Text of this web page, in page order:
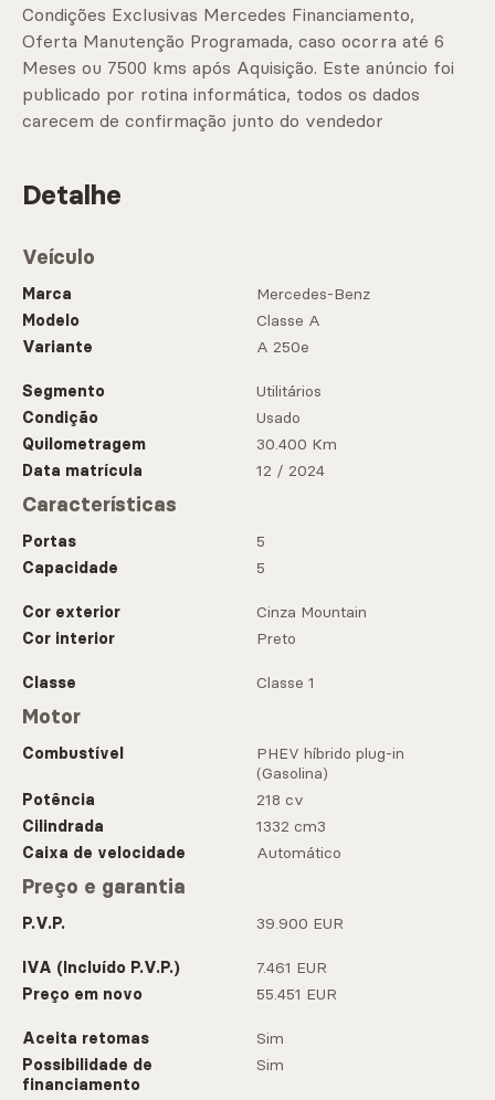
Condições Exclusivas Mercedes Financiamento,
Oferta Manutenção Programada, caso ocorra até 6
Meses ou 7500 kms após Aquisição. Este anúncio foi
publicado por rotina informática, todos os dados
carecem de confirmação junto do vendedor
Detalhe
Veículo
Marca
Mercedes-Benz
Modelo
Classe A
Variante
A 250e
Segmento
Utilitários
Condição
Usado
Quilometragem
30.400 Km
Data matrícula
12 / 2024
Características
Portas
5
Capacidade
5
Cor exterior
Cinza Mountain
Cor interior
Preto
Classe Classe 1
Motor
Combustível
PHEV híbrido plug-in
(Gasolina)
Potência
218 cv
Cilindrada
1332 cm3
Caixa de velocidade
Automático
Preço e garantia
P.V.P. 39.900 EUR
IVA (Incluído P.V.P.)
7.461 EUR
Preço em novo
55.451 EUR
Aceita retomas
Sim
Possibilidade de
financiamento
Sim